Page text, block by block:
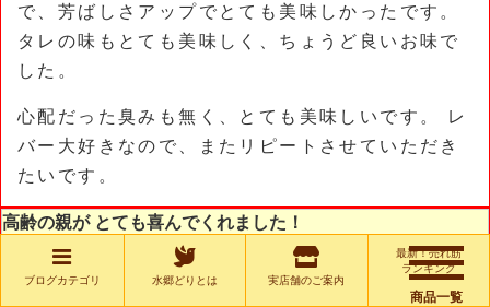
商品一覧
で、芳ばしさアップでとても美味しかったです。
タレの味もとても美味しく、ちょうど良いお味で
した。
心配だった臭みも無く、とても美味しいです。 レ
バー大好きなので、またリピートさせていただき
たいです。
高齢の親が とても喜んでくれました！
leon_bt様
投稿日：2021年05月05日
ブログカテゴリ 水郷どりとは 実店舗のご案内
最新！売れ筋
ランキング